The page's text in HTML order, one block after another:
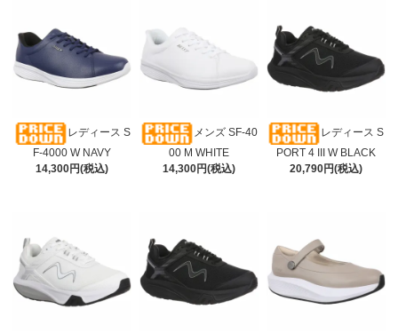
レディース S
F-4000 W NAVY
14,300円(税込)
メンズ SF-40
00 M WHITE
14,300円(税込)
レディース S
PORT 4 III W BLACK
20,790円(税込)